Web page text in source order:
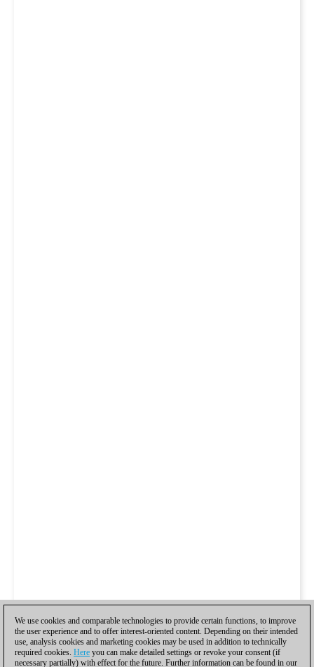
We use cookies and comparable technologies to provide certain functions, to improve
the user experience and to offer interest-oriented content. Depending on their intended
use, analysis cookies and marketing cookies may be used in addition to technically
required cookies. Here you can make detailed settings or revoke your consent (if
necessary partially) with effect for the future. Further information can be found in our